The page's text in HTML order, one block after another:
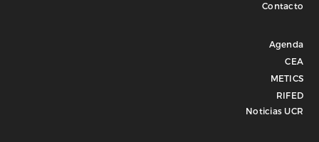
Contacto
Agenda
CEA
METICS
RIFED
Noticias UCR